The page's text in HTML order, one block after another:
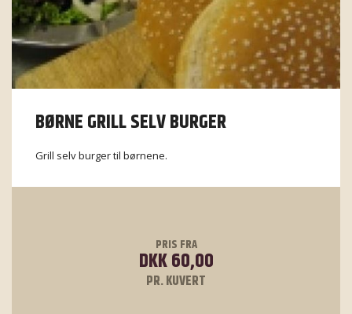
BØRNE GRILL SELV BURGER
Grill selv burger til børnene.
PRIS FRA
DKK 60,00
PR. KUVERT